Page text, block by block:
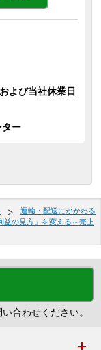
よび当社休業日
ター
運輸・配送にかかわる
益の見方」を変える～売上
合わせください。